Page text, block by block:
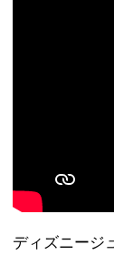
ディズニージ